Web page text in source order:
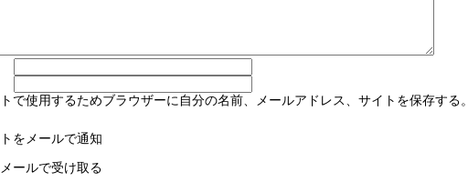
で使用するためブラウザーに自分の名前、メールアドレス、サイトを保存する。
をメールで通知
ールで受け取る